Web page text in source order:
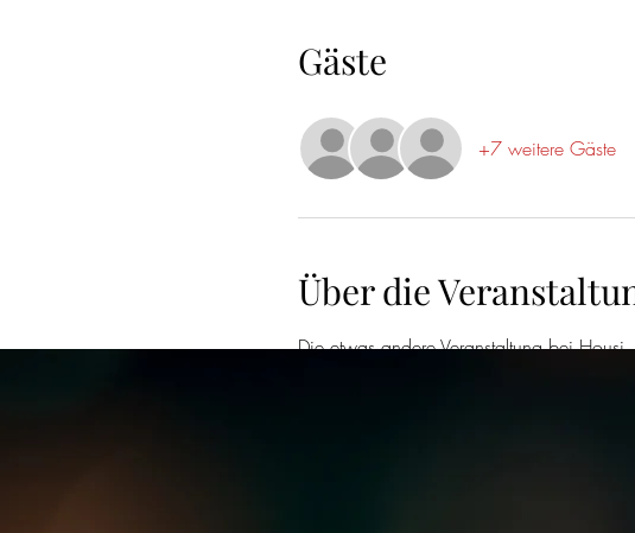
Gäste
+7 weitere Gäste
Über die
Die etwas andere Veranstaltung bei